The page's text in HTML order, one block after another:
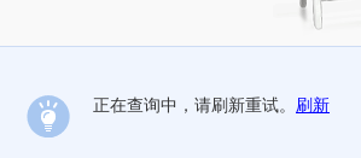
正在查询中，请刷新重试。 刷新